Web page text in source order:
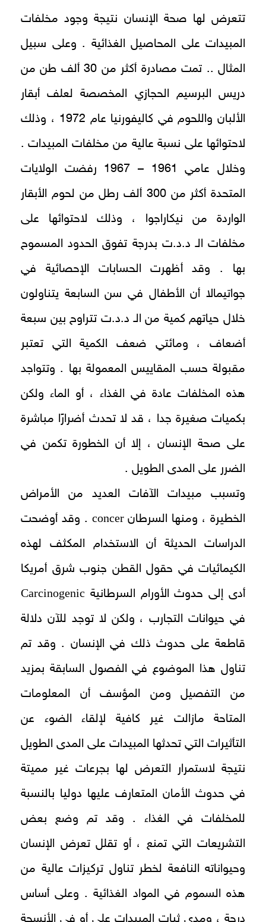
تتعرض لها صحة الإنسان نتيجة وجود مخلفات
المبيدات على المحاصيل الغذائية . وعلى سبيل
المثال .. تمت مصادرة أكثر من 30 ألف طن من
دريس البرسيم الحجازي المخصصة لعلف أبقار
الألبان واللحوم في كاليفورنيا عام 1972 ، وذلك
لاحتوائها على نسبة عالية من مخلفات المبيدات .
وخلال عامي 1961 – 1967 رفضت الولايات
المتحدة أكثر من 300 ألف رطل من لحوم الأبقار
الواردة من نيكاراجوا ، وذلك لاحتوائها على
مخلفات الـ د.د.ت بدرجة تفوق الحدود المسموح
بها . وقد أظهرت الحسابات الإحصائية في
جواتيمالا أن الأطفال في سن السابعة يتناولون
خلال حياتهم كمية من الـ د.د.ت تتراوح بين سبعة
أضعاف ، ومائتي ضعف الكمية التي تعتبر
مقبولة حسب المقاييس المعمولة بها . وتتواجد
هذه المخلفات عادة في الغذاء ، أو الماء ولكن
بكميات صغيرة جدا ، قد لا تحدث أضرارًا مباشرة
على صحة الإنسان ، إلا أن الخطورة تكمن في
الضرر على المدى الطويل .
وتسبب مبيدات الآفات العديد من الأمراض
الخطيرة ، ومنها السرطانconcer . وقد أوضحت
الدراسات الحديثة أن الاستخدام المكثف لهذه
الكيمائيات في حقول القطن جنوب شرق أمريكا
أدى إلى حدوث الأورام السرطانية Carcinogenic
في حيوانات التجارب ، ولكن لا توجد للآن دلالة
قاطعة على حدوث ذلك في الإنسان . وقد تم
تناول هذا الموضوع في الفصول السابقة بمزيد
من التفصيل ومن المؤسف أن المعلومات
المتاحة مازالت غير كافية لإلقاء الضوء عن
التأثيرات التي تحدثها المبيدات على المدى الطويل
نتيجة لاستمرار التعرض لها بجرعات غير مميتة
في حدوث الأمان المتعارف عليها دوليا بالنسبة
للمخلفات في الغذاء . وقد تم وضع بعض
التشريعات التي تمنع ، أو تقلل تعرض الإنسان
وحيواناته النافعة لخطر تناول تركيزات عالية من
هذه السموم في المواد الغذائية . وعلى أساس
درجة ، ومدى ثبات المبيدات على أو في الأنسجة